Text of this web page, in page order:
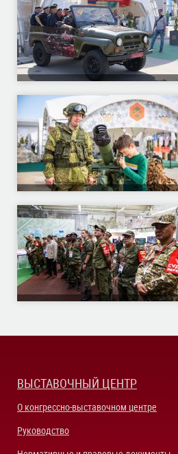
ВЫСТАВОЧНЫЙ ЦЕНТР
О конгрессно-выставочном центре
Руководство